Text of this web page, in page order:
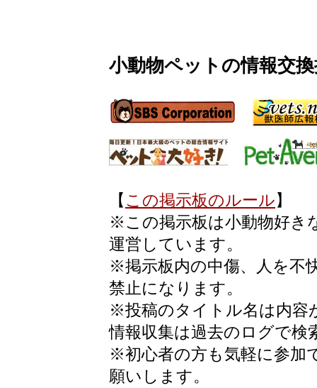
小動物ペットの情報交
【この掲示板のルール】
※この掲示板は小動物好き
運営しています。
※掲示板内の中傷、人を不
禁止になります。
※投稿のタイトル名は内容
情報収集は過去のログで検
※初心者の方も気軽に参加
願いします。